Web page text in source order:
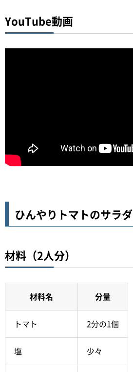
YouTube動画
ひんやりトマトのサラダ
材料（2人分）
材料名 分量
トマト 2分の1個
塩 少々